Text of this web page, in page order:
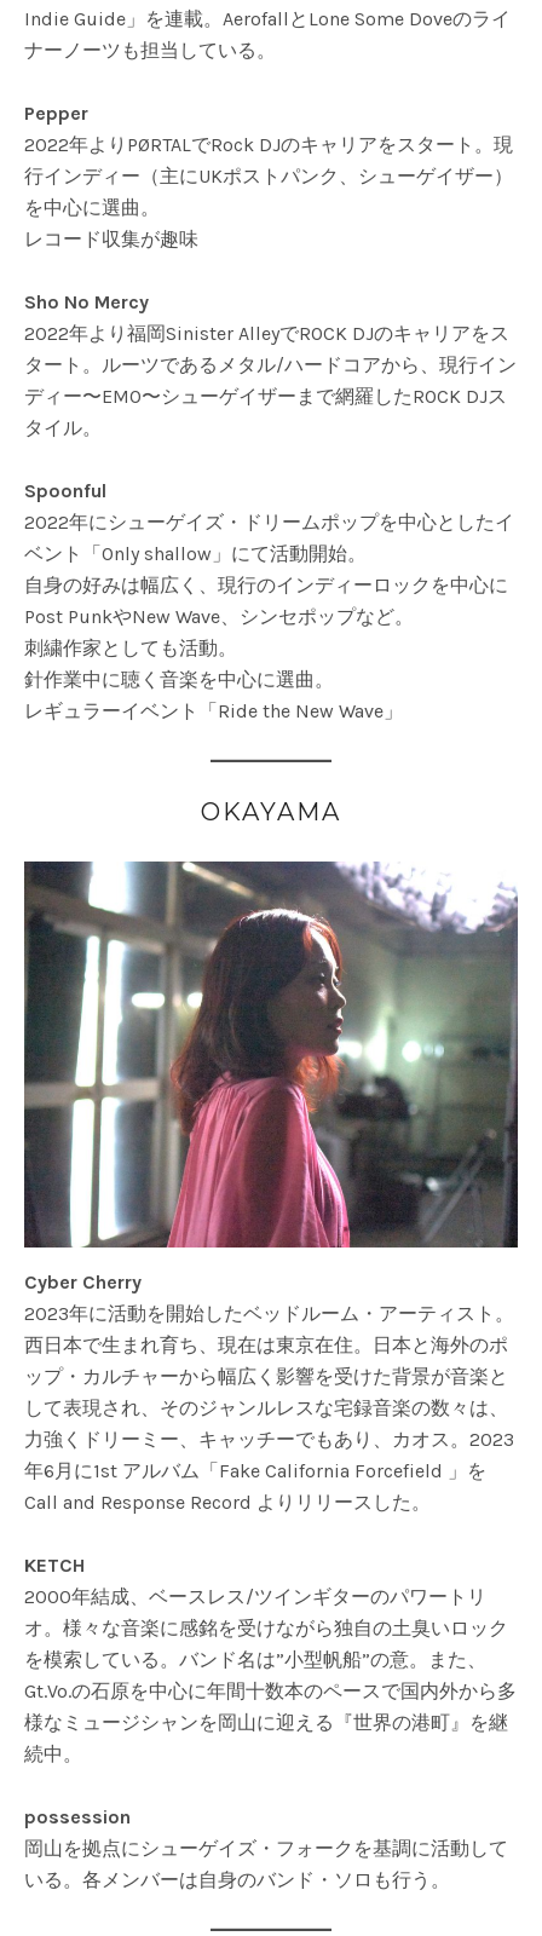
Indie Guide」を連載。AerofallとLone Some Doveのライ
ナーノーツも担当している。
Pepper
2022年よりPØRTALでRock DJのキャリアをスタート。現
行インディー（主にUKポストパンク、シューゲイザー）
を中心に選曲。
レコード収集が趣味
Sho No Mercy
2022年より福岡Sinister AlleyでROCK DJのキャリアをス
タート。ルーツであるメタル/ハードコアから、現行イン
ディー〜EMO〜シューゲイザーまで網羅したROCK DJス
タイル。
Spoonful
2022年にシューゲイズ・ドリームポップを中心としたイ
ベント「Only shallow」にて活動開始。
自身の好みは幅広く、現行のインディーロックを中心に
Post PunkやNew Wave、シンセポップなど。
刺繍作家としても活動。
針作業中に聴く音楽を中心に選曲。
レギュラーイベント「Ride the New Wave」
OKAYAMA
Cyber Cherry
2023年に活動を開始したベッドルーム・アーティスト。
西日本で生まれ育ち、現在は東京在住。日本と海外のポ
ップ・カルチャーから幅広く影響を受けた背景が音楽と
して表現され、そのジャンルレスな宅録音楽の数々は、
力強くドリーミー、キャッチーでもあり、カオス。2023
年6月に1st アルバム「Fake California Forcefield 」を
Call and Response Record よりリリースした。
KETCH
2000年結成、ベースレス/ツインギターのパワートリ
オ。様々な音楽に感銘を受けながら独自の土臭いロック
を模索している。バンド名は”小型帆船”の意。また、
Gt.Vo.の石原を中心に年間十数本のペースで国内外から多
様なミュージシャンを岡山に迎える『世界の港町』を継
続中。
possession
岡山を拠点にシューゲイズ・フォークを基調に活動して
いる。各メンバーは自身のバンド・ソロも行う。